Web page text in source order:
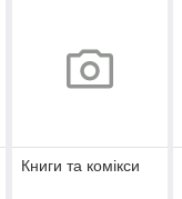
Книги та комікси